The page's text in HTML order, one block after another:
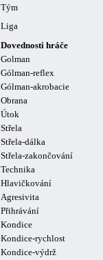
Tým
Liga
Dovednosti hráče
Golman
Gólman-reflex
Gólman-akrobacie
Obrana
Útok
Střela
Střela-dálka
Střela-zakončování
Technika
Hlavičkování
Agresivita
Přihrávání
Kondice
Kondice-rychlost
Kondice-výdrž